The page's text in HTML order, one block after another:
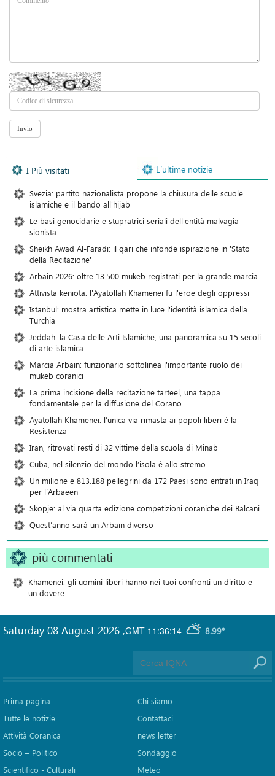
I Più visitati L’ultime notizie
Svezia: partito nazionalista propone la chiusura delle scuole
islamiche e il bando all'hijab
Le basi genocidarie e stupratrici seriali dell’entità malvagia
sionista
Sheikh Awad Al-Faradi: il qari che infonde ispirazione in 'Stato
della Recitazione'
Arbain 2026: oltre 13.500 mukeb registrati per la grande marcia
Attivista keniota: l'Ayatollah Khamenei fu l'eroe degli oppressi
Istanbul: mostra artistica mette in luce l'identità islamica della
Turchia
Jeddah: la Casa delle Arti Islamiche, una panoramica su 15 secoli
di arte islamica
Marcia Arbain: funzionario sottolinea l'importante ruolo dei
mukeb coranici
La prima incisione della recitazione tarteel, una tappa
fondamentale per la diffusione del Corano
Ayatollah Khamenei: l’unica via rimasta ai popoli liberi è la
Resistenza
Iran, ritrovati resti di 32 vittime della scuola di Minab
Cuba, nel silenzio del mondo l’isola è allo stremo
Un milione e 813.188 pellegrini da 172 Paesi sono entrati in Iraq
per l’Arbaeen
Skopje: al via quarta edizione competizioni coraniche dei Balcani
Quest’anno sarà un Arbain diverso
più commentati
Khamenei: gli uomini liberi hanno nei tuoi confronti un diritto e
un dovere
GMT-11:36:14 8.99°
Saturday 08 August 2026 ,
Prima pagina
Tutte le notizie
Attività Coranica
Socio – Politico
Scientifico - Culturali
Chi siamo
Contattaci
news letter
Sondaggio
Meteo